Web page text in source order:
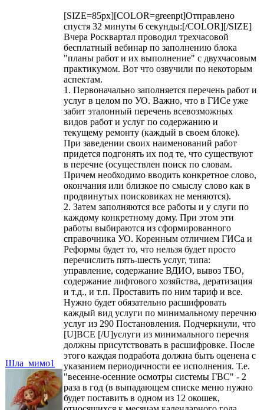
Шла_мимо1
[SIZE=85px][COLOR=greenpt]Отправлено
спустя 32 минуты 6 секунды:[/COLOR][/SIZE]
Вчера Росквартал проводил трехчасовой
бесплатный вебинар по заполнению блока
"планы работ и их выполнение" с двухчасовым
практикумом. Вот что озвучили по некоторым
аспектам.
1. Первоначально заполняется перечень работ и
услуг в целом по УО. Важно, что в ГИСе уже
забит эталонный перечень всевозможных
видов работ и услуг по содержанию и
текущему ремонту (каждый в своем блоке).
При заведении своих наименований работ
придется подгонять их под те, что существуют
в перечне (осуществлен поиск по словам.
Причем необходимо вводить конкретное слово,
окончания или близкое по смыслу слово как в
продвинутых поисковиках не меняются).
2. Затем заполняются все работы и у слуги по
каждому конкретному дому. При этом эти
работы выбираются из сформированного
справочника УО. Коренным отличием ГИСа и
Реформы будет то, что нельзя будет просто
перечислить пять-шесть услуг, типа:
управление, содержание ВДИО, вывоз ТБО,
содержание лифтового хозяйства, дератизация
и т.д., и т.п. Проставить по ним тариф и все.
Нужно будет обязательно расшифровать
каждый вид услуги по минимальному перечню
услуг из 290 Постановления. Подчеркнули, что
[U]ВСЕ [/U]услуги из минимального перечня
должны присутствовать в расшифровке. После
этого каждая подработа должна быть оценена с
указанием периодичности ее исполнения. Т.е.
"весенне-осенние осмотры системы ГВС" - 2
раза в год (в выпадающем списке меню нужно
будет поставить в одном из 12 окошек,